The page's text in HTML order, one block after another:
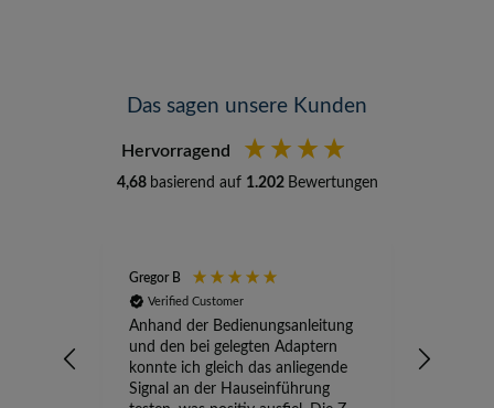
Das sagen unsere Kunden
Hervorragend
4,68 basierend auf 1.202 Bewertungen
Gregor B
Verified Customer
Anhand der Bedienungsanleitung
und den bei gelegten Adaptern
konnte ich gleich das anliegende
Signal an der Hauseinführung